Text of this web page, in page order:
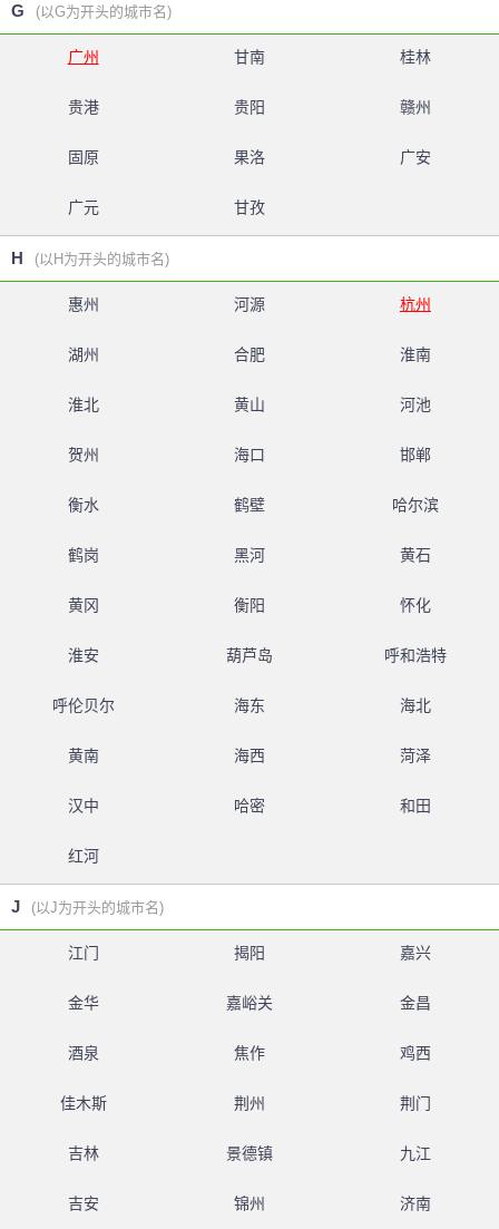
G (以G为开头的城市名)
广州 甘南 桂林
贵港 贵阳 赣州
固原 果洛 广安
广元 甘孜
H (以H为开头的城市名)
惠州 河源 杭州
湖州 合肥 淮南
淮北 黄山 河池
贺州 海口 邯郸
衡水 鹤壁 哈尔滨
鹤岗 黑河 黄石
黄冈 衡阳 怀化
淮安 葫芦岛 呼和浩特
呼伦贝尔 海东 海北
黄南 海西 菏泽
汉中 哈密 和田
红河
J (以J为开头的城市名)
江门 揭阳 嘉兴
金华 嘉峪关 金昌
酒泉 焦作 鸡西
佳木斯 荆州 荆门
吉林 景德镇 九江
吉安 锦州 济南